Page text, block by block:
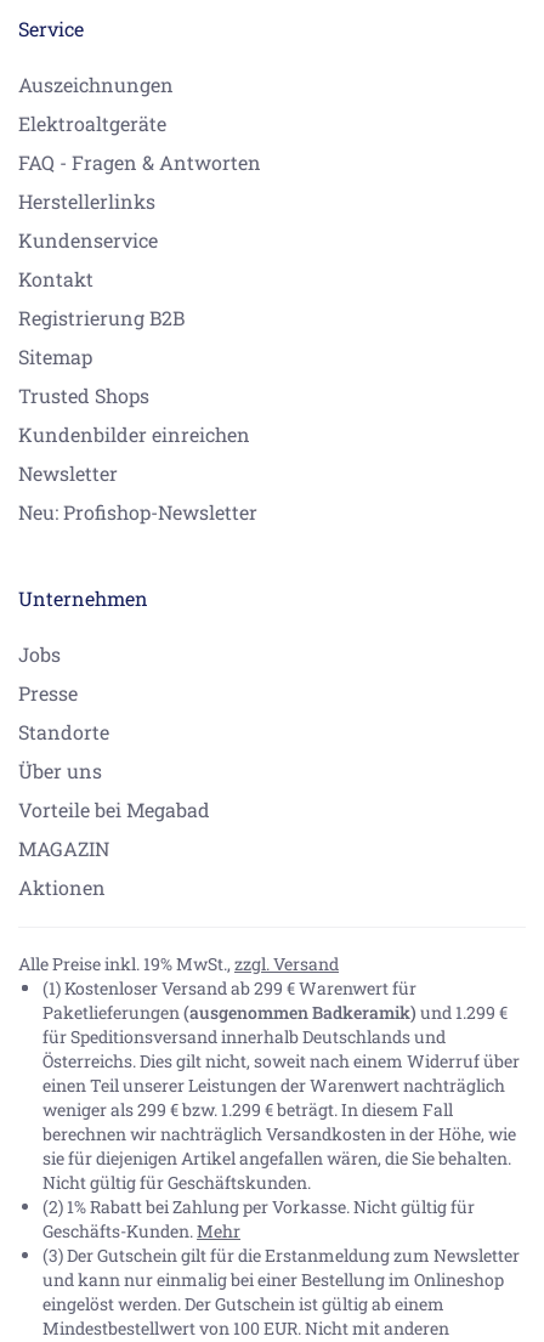
Service
Auszeichnungen
Elektroaltgeräte
FAQ - Fragen & Antworten
Herstellerlinks
Kundenservice
Kontakt
Registrierung B2B
Sitemap
Trusted Shops
Kundenbilder einreichen
Newsletter
Neu: Profishop-Newsletter
Unternehmen
Jobs
Presse
Standorte
Über uns
Vorteile bei Megabad
MAGAZIN
Aktionen
Alle Preise inkl. 19% MwSt., zzgl. Versand
(1) Kostenloser Versand ab 299 € Warenwert für
Paketlieferungen(ausgenommen Badkeramik) und 1.299 €
für Speditionsversand innerhalb Deutschlands und
Österreichs. Dies gilt nicht, soweit nach einem Widerruf über
einen Teil unserer Leistungen der Warenwert nachträglich
weniger als 299 € bzw. 1.299 € beträgt. In diesem Fall
berechnen wir nachträglich Versandkosten in der Höhe, wie
sie für diejenigen Artikel angefallen wären, die Sie behalten.
Nicht gültig für Geschäftskunden.
(2) 1% Rabatt bei Zahlung per Vorkasse. Nicht gültig für
Geschäfts-Kunden.Mehr
(3) Der Gutschein gilt für die Erstanmeldung zum Newsletter
und kann nur einmalig bei einer Bestellung im Onlineshop
eingelöst werden. Der Gutschein ist gültig ab einem
Mindestbestellwert von 100 EUR. Nicht mit anderen